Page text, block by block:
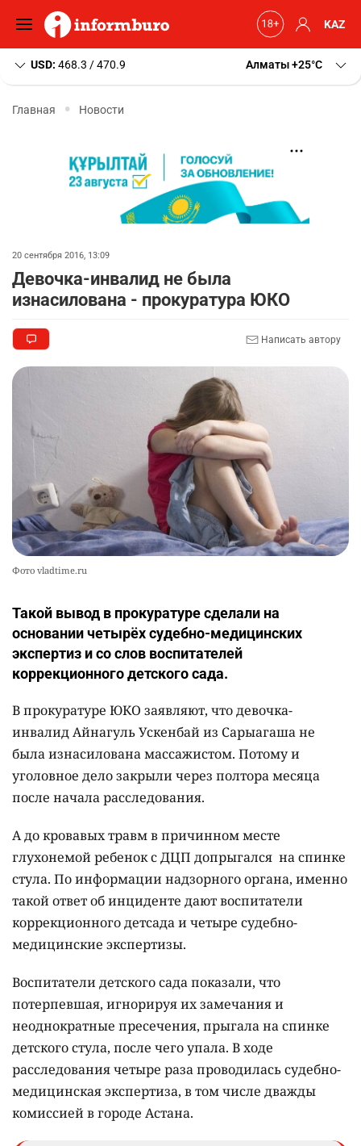
KAZ
USD: 468.3 / 470.9 Алматы+25 C
Главная Новости
20 сентября 2016, 13:09
Девочка-инвалид не была
изнасилована - прокуратура ЮКО
Написать автору
Фото vladtime.ru
Такой вывод в прокуратуре сделали на
основании четырёх судебно-медицинских
экспертиз и со слов воспитателей
коррекционного детского сада.
В прокуратуре ЮКО заявляют, что девочка-
инвалид Айнагуль Ускенбай из Сарыагаша не
была изнасилована массажистом. Потому и
уголовное дело закрыли через полтора месяца
после начала расследования.
А до кровавых травм в причинном месте
глухонемой ребенок с ДЦП допрыгался на спинке
стула. По информации надзорного органа, именно
такой ответ об инциденте дают воспитатели
коррекционного детсада и четыре судебно-
медицинские экспертизы.
Воспитатели детского сада показали, что
потерпевшая, игнорируя их замечания и
неоднократные пресечения, прыгала на спинке
детского стула, после чего упала. В ходе
расследования четыре раза проводилась судебно-
медицинская экспертиза, в том числе дважды
комиссией в городе Астана.